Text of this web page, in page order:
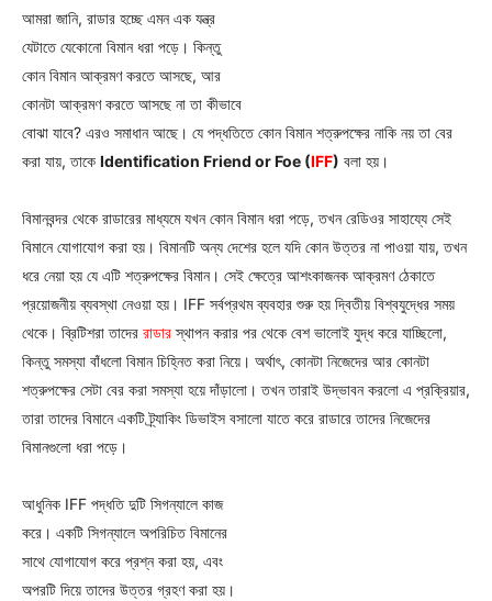
আমরা জানি, রাডার হচ্ছে এমন এক যন্ত্র
যেটাতে যেকোনো বিমান ধরা পড়ে। কিন্তু
কোন বিমান আক্রমণ করতে আসছে, আর
কোনটা আক্রমণ করতে আসছে না তা কীভাবে
বোঝা যাবে? এরও সমাধান আছে। যে পদ্ধতিতে কোন বিমান শত্রুপক্ষের নাকি নয় তা বের
করা যায়, তাকে Identification Friend or Foe (IFF) বলা হয়।
বিমানবন্দর থেকে রাডারের মাধ্যমে যখন কোন বিমান ধরা পড়ে, তখন রেডিওর সাহায্যে সেই
বিমানে যোগাযোগ করা হয়। বিমানটি অন্য দেশের হলে যদি কোন উত্তর না পাওয়া যায়, তখন
ধরে নেয়া হয় যে এটি শত্রুপক্ষের বিমান। সেই ক্ষেত্রে আশংকাজনক আক্রমণ ঠেকাতে
প্রয়োজনীয় ব্যবস্থা নেওয়া হয়। IFF সর্বপ্রথম ব্যবহার শুরু হয় দ্বিতীয় বিশ্বযুদ্ধের সময়
থেকে। ব্রিটিশরা তাদের রাডারস্থাপন করার পর থেকে বেশ ভালোই যুদ্ধ করে যাচ্ছিলো,
কিন্তু সমস্যা বাঁধলো বিমান চিহ্নিত করা নিয়ে। অর্থাৎ, কোনটা নিজেদের আর কোনটা
শত্রুপক্ষের সেটা বের করা সমস্যা হয়ে দাঁড়ালো। তখন তারাই উদ্ভাবন করলো এ প্রক্রিয়ার,
তারা তাদের বিমানে একটি ট্র্যাকিং ডিভাইস বসালো যাতে করে রাডারে তাদের নিজেদের
বিমানগুলো ধরা পড়ে।
আধুনিক IFF পদ্ধতি দুটি সিগন্যালে কাজ
করে। একটি সিগন্যালে অপরিচিত বিমানের
সাথে যোগাযোগ করে প্রশ্ন করা হয়, এবং
অপরটি দিয়ে তাদের উত্তর গ্রহণ করা হয়।